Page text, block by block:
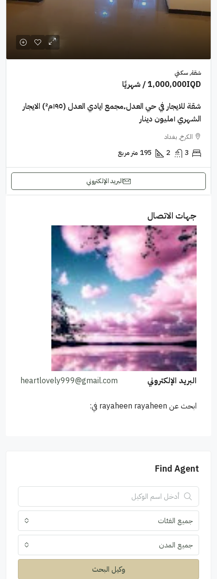
شقة, سكني
1,000,000IQD/ شهريًا
شقة للايجار في حي العدل٬مجمع ايادي العدل (١٩٥م²) الايجار
الشهري ١مليون دينار
الكرخ, بغداد
3
2
195 متر مربع
البريد الإلكتروني
جهات الاتصال
البريد الإلكتروني heartlovely999@gmail.com
ابحث عن rayaheen rayaheen في:
Find Agent
جميع الفئات
جميع المدن
وكيل البحث